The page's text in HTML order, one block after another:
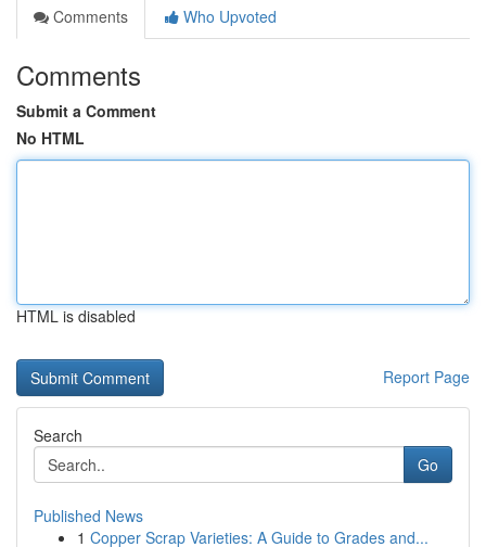
Comments
Who Upvoted
Comments
Submit a Comment
No HTML
HTML is disabled
Report Page
Search
Go
Published News
1 Copper Scrap Varieties: A Guide to Grades and...